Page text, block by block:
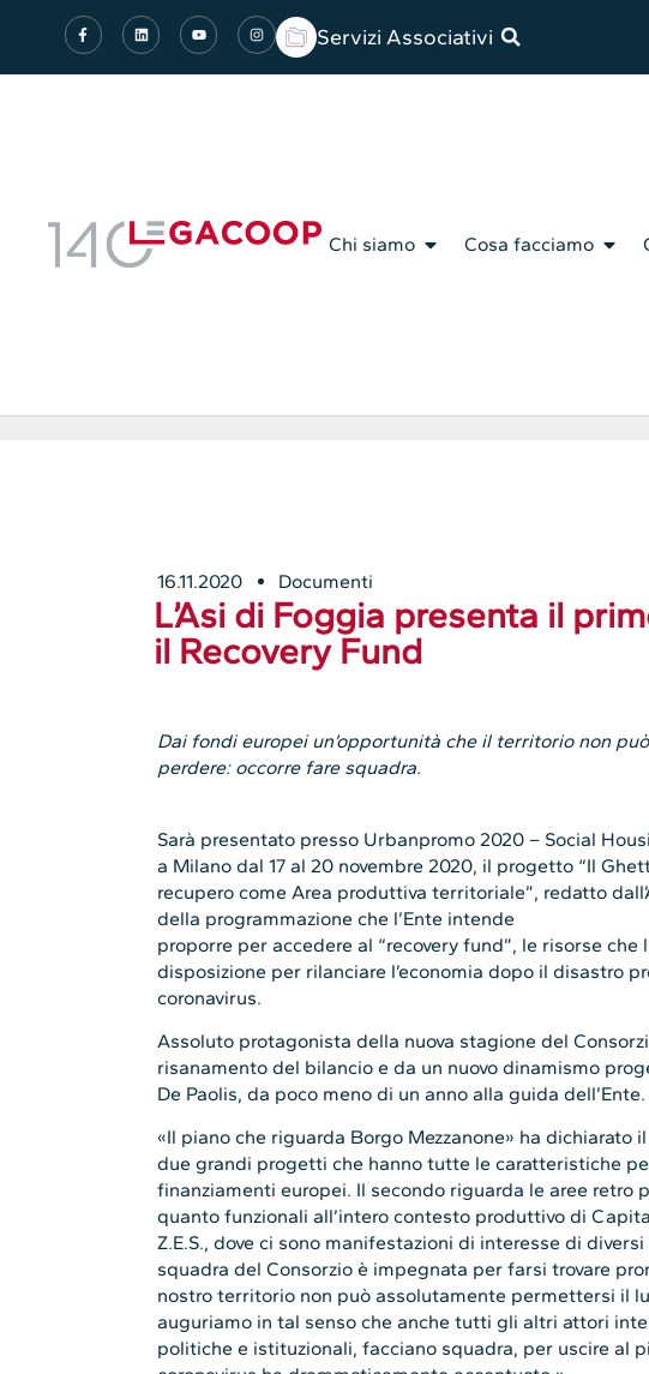
Servizi Associativi
Chi siamo Cosa facciamo
16.11.2020 Documenti
L’Asi di Foggia presenta il
il Recovery Fund
Dai fondi europei un’opportunità che il territorio non
perdere: occorre fare squadra.
Sarà presentato presso Urbanpromo 2020 – Social
a Milano dal 17 al 20 novembre 2020, il progetto “Il
recupero come Area produttiva territoriale”, redatto
della programmazione che l’Ente intende
proporre per accedere al “recovery fund”, le risorse che
disposizione per rilanciare l’economia dopo il disastro
coronavirus.
Assoluto protagonista della nuova stagione del
risanamento del bilancio e da un nuovo dinamismo
De Paolis, da poco meno di un anno alla guida dell’Ente.
«Il piano che riguarda Borgo Mezzanone» ha dichiarato
due grandi progetti che hanno tutte le caratteristiche
finanziamenti europei. Il secondo riguarda le aree retro
quanto funzionali all’intero contesto produttivo di
Z.E.S., dove ci sono manifestazioni di interesse di
squadra del Consorzio è impegnata per farsi trovare
nostro territorio non può assolutamente permettersi il
auguriamo in tal senso che anche tutti gli altri attori
politiche e istituzionali, facciano squadra, per uscire al